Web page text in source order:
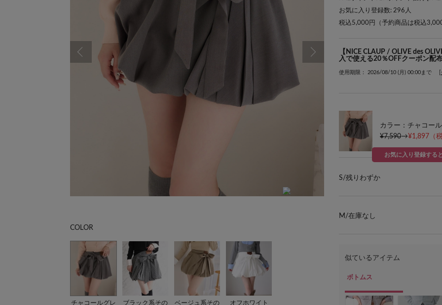
COLOR
チャコールグレ
ブラック系その
ベージュ系その
オフホワイト
お気に入り登録数: 296 人
税込5,000円（予約商品は税込
【NICE CLAUP / OLIVE des
入で使える20％OFFクーポン配
使用期限： 2026/08/10 (月) 00:00まで
カラー：チャコー
¥7,590→¥1,897 （
S/残りわずか
お気に入り登録する
M/在庫なし